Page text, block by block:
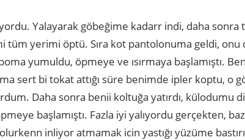
Yalayarak göbeğime kadarr indi, daha sonra
tüm yerimi öptü. Sıra kot pantolonuma geldi, onu
yumuldu, öpmeye ve ısırmaya başlamıştı.
sert bi tokat attığı süre benimde ipler koptu, o
Daha sonra benii koltuğa yatırdı, külodumu
başlamıştı. Fazla iyi yalıyordu gerçekten,
inliyor atmamak icin yastığı yüzüme